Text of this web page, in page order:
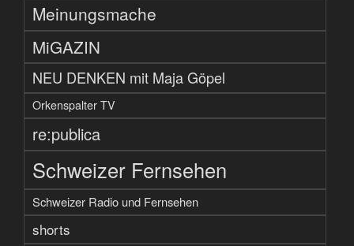
Meinungsmache
MiGAZIN
NEU DENKEN mit Maja Göpel
Orkenspalter TV
re:publica
Schweizer Fernsehen
Schweizer Radio und Fernsehen
shorts